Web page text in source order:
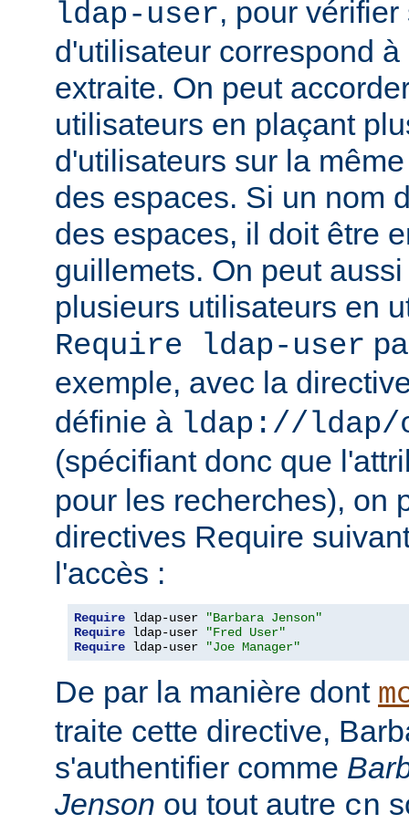
ldap-user, pour
d'utilisateur correspond
extraite. On peut
utilisateurs en plaçant
d'utilisateurs sur la
des espaces. Si un nom
des espaces, il doit être
guillemets. On peut
plusieurs utilisateurs en
Require ldap-user
exemple, avec la
définie à ldap://ldap/
(spécifiant donc que
pour les recherches), on
directives Require
l'accès :
Require ldap-user
"Barbara Jenson"
Require ldap-user
"Fred User"
Require ldap-user "Joe Manager"
De par la manière dont
traite cette directive,
s'authentifier comme
Jenson ou tout autre cn